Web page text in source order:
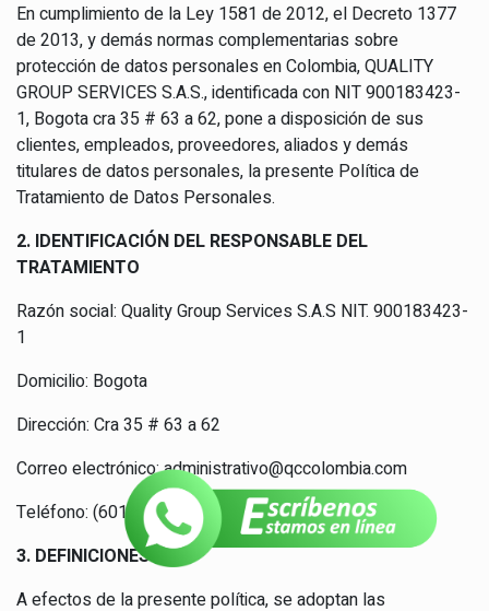
En cumplimiento de la Ley 1581 de 2012, el Decreto 1377
de 2013, y demás normas complementarias sobre
protección de datos personales en Colombia, QUALITY
GROUP SERVICES S.A.S., identificada con NIT 900183423-
1, Bogota cra 35 # 63 a 62, pone a disposición de sus
clientes, empleados, proveedores, aliados y demás
titulares de datos personales, la presente Política de
Tratamiento de Datos Personales.
2. IDENTIFICACIÓN DEL RESPONSABLE DEL
TRATAMIENTO
Razón social: Quality Group Services S.A.S NIT. 900183423-
1
Domicilio: Bogota
Dirección: Cra 35 # 63 a 62
Correo electrónico: administrativo@qccolombia.com
Teléfono: (601) 4824533
3. DEFINICIONES
A efectos de la presente política, se adoptan las